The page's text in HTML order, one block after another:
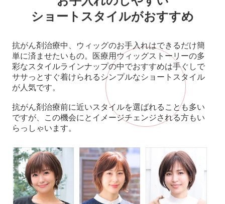
ショートスタイルがおすすめ
抗がん剤治療中、ウィッグのお手入れはできるだけ簡
単に済ませたいもの。医療用ウィッグストーリーの多
彩なスタイルラインナップの中でおすすめは手ぐしで
ササっとすぐ着けられるシンプルなショートスタイル
が人気です。
抗がん剤治療前に近いスタイルを選ばれることも多い
ですが、この機会にとイメージチェンジされる方もい
らっしゃいます。